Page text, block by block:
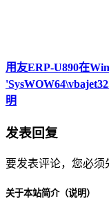
用友ERP-U890在
明
发表回复
要发表评论，您必须
关于本站简介（说明）